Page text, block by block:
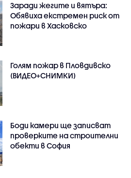
Заради жегите и вятъра:
Обявиха екстремен риск от
пожари в Хасковско
Голям пожар в Пловдивско
(ВИДЕО+СНИМКИ)
Боди камери ще записват
проверките на строителни
обекти в София